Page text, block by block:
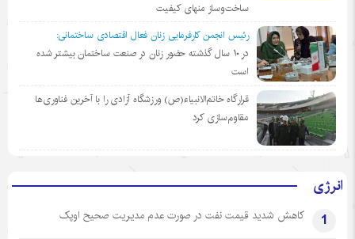
ساخت‌وساز منهای کیفیت
رئیس انجمن کارفرمایی زنان فعال اقتصادی ساختمانی:
در ١٠ سال گذشته حضور زنان در صنعت ساختمان بیشتر شده
است
قرارگاه خاتم‌الانبیاء(ص) ورزشگاه آزادی را با آخرین فناوری‌ها
مقاوم‌سازی کرد
انرژی
1 کاهش شدید قیمت نفت در صورت عدم مدیریت صحیح اوپک